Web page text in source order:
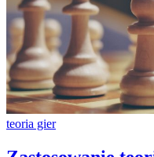
teoria gier